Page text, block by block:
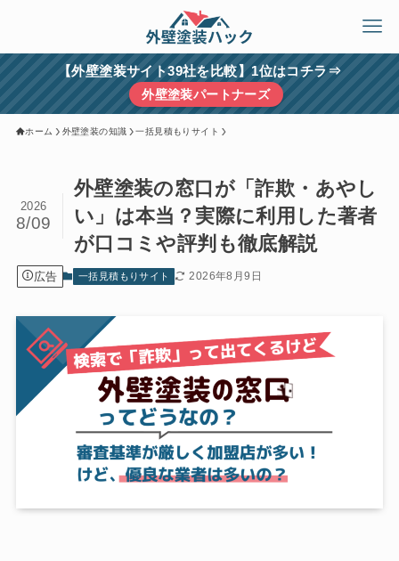
【外壁塗装サイト39社を比較】1位はコチラ⇒
外壁塗装パートナーズ
ホーム 外壁塗装の知識 一括見積もりサイト
外壁塗装の窓口が「詐欺・あやし
い」は本当？実際に利用した著者
が口コミや評判も徹底解説
2026
8/09
広告 一括見積もりサイト 2026年8月9日